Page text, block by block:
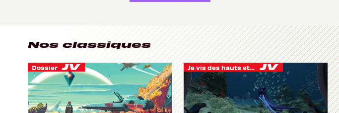
Nos classiques
Dossier Je vis des hauts et des bas